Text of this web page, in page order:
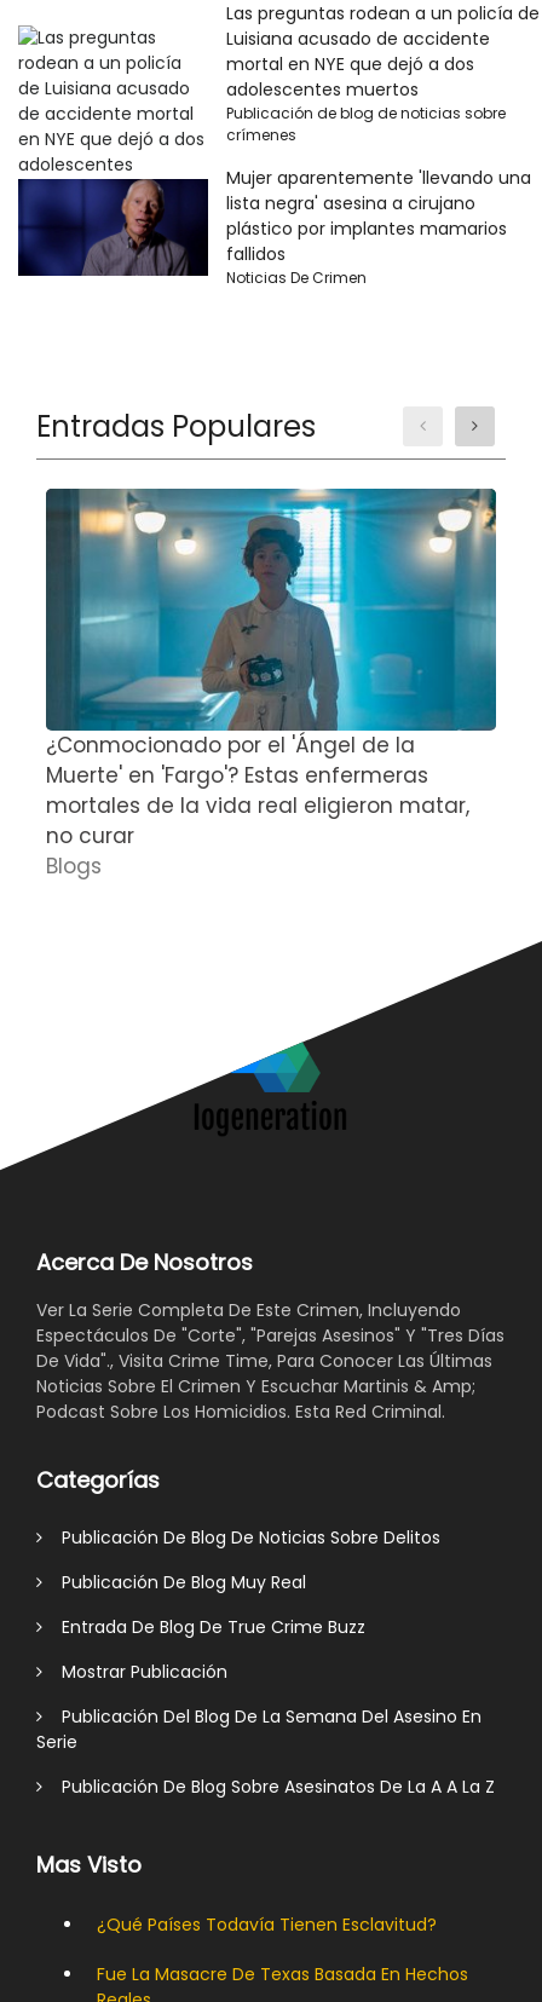
Las preguntas rodean a un policía de
Luisiana acusado de accidente
mortal en NYE que dejó a dos
adolescentes muertos
Publicación de blog de noticias sobre
crímenes
Mujer aparentemente 'llevando una
lista negra' asesina a cirujano
plástico por implantes mamarios
fallidos
Noticias De Crimen
Entradas Populares
¿Conmocionado por el 'Ángel de la
Muerte' en 'Fargo'? Estas enfermeras
mortales de la vida real eligieron matar,
no curar
Blogs
Acerca De Nosotros
Ver La Serie Completa De Este Crimen, Incluyendo
Espectáculos De "Corte", "Parejas Asesinos" Y "Tres Días
De Vida"., Visita Crime Time, Para Conocer Las Últimas
Noticias Sobre El Crimen Y Escuchar Martinis & Amp;
Podcast Sobre Los Homicidios. Esta Red Criminal.
Categorías
Publicación De Blog De Noticias Sobre Delitos
Publicación De Blog Muy Real
Entrada De Blog De True Crime Buzz
Mostrar Publicación
Publicación Del Blog De La Semana Del Asesino En
Serie
Publicación De Blog Sobre Asesinatos De La A A La Z
Mas Visto
¿Qué Países Todavía Tienen Esclavitud?
Fue La Masacre De Texas Basada En Hechos